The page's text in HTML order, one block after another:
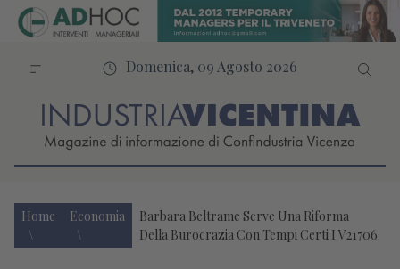
Domenica, 09 Agosto 2026
Home Economia
Barbara Beltrame Serve Una Riforma
Della Burocrazia Con Tempi Certi I V21706